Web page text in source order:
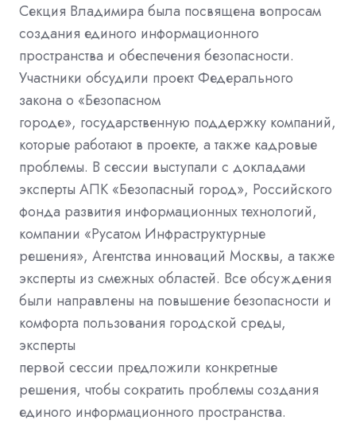
Секция Владимира была посвящена вопросам
создания единого информационного
пространства и обеспечения безопасности.
Участники обсудили проект Федерального
закона о «Безопасном
городе», государственную поддержку компаний,
которые работают в проекте, а также кадровые
проблемы. В сессии выступали с докладами
эксперты АПК «Безопасный город», Российского
фонда развития информационных технологий,
компании «Русатом Инфраструктурные
решения», Агентства инноваций Москвы, а также
эксперты из смежных областей. Все обсуждения
были направлены на повышение безопасности и
комфорта пользования городской среды,
эксперты
первой сессии предложили конкретные
решения, чтобы сократить проблемы создания
единого информационного пространства.